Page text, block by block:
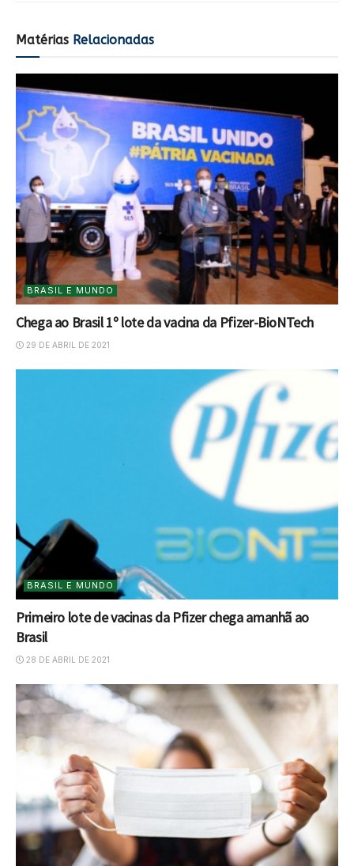
Matérias Relacionadas
BRASIL E MUNDO
Chega ao Brasil 1º lote da vacina da Pfizer-BioNTech
29 DE ABRIL DE 2021
BRASIL E MUNDO
Primeiro lote de vacinas da Pfizer chega amanhã ao
Brasil
28 DE ABRIL DE 2021